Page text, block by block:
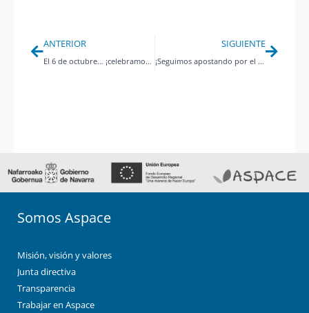
ANTERIOR
El 6 de octubre… ¡celebramos el Día mundial de la parálisis cerebral!
SIGUIENTE
¡Seguimos apostando por el deporte inclusivo!
Somos Aspace
Misión, visión y valores
Junta directiva
Transparencia
Trabajar en Aspace